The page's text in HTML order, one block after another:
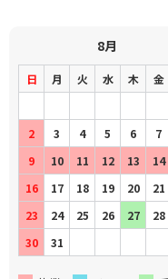
8月
日 月 火 水 木 金
2
3 4 5 6 7
9
10 11 12 13 14
16
17 18 19 20 21
23
24 25 26 27 28
30
31